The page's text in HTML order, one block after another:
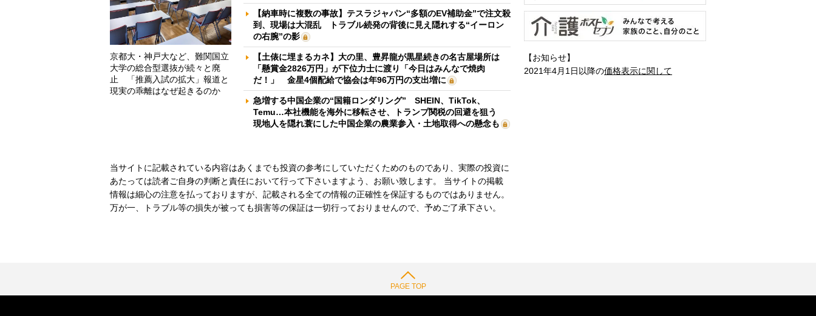
京都大・神戸大など、難関国立
大学の総合型選抜が続々と廃
止 「推薦入試の拡大」報道と
現実の乖離はなぜ起きるのか
【納車時に複数の事故】テスラジャパン“多額のEV補助金”で注文殺
到、現場は大混乱 トラブル続発の背後に見え隠れする“イーロン
の右腕”の影
【土俵に埋まるカネ】大の里、豊昇龍が黒星続きの名古屋場所は
「懸賞金2826万円」が下位力士に渡り「今日はみんなで焼肉
だ！」 金星4個配給で協会は年96万円の支出増に
急増する中国企業の“国籍ロンダリング” SHEIN、TikTok、
Temu…本社機能を海外に移転させ、トランプ関税の回避を狙う
現地人を隠れ蓑にした中国企業の農業参入・土地取得への懸念も
当サイトに記載されている内容はあくまでも投資の参考にしていただくためのものであり、実際の投資に
あたっては読者ご自身の判断と責任において行って下さいますよう、お願い致します。 当サイトの掲載
情報は細心の注意を払っておりますが、記載される全ての情報の正確性を保証するものではありません。
万が一、トラブル等の損失が被っても損害等の保証は一切行っておりませんので、予めご了承下さい。
【お知らせ】
2021年4月1日以降の価格表示に関して
PAGE TOP